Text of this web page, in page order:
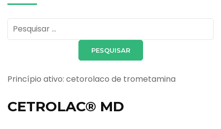
Pesquisar
por:
Princípio ativo: cetorolaco de trometamina
CETROLAC® MD